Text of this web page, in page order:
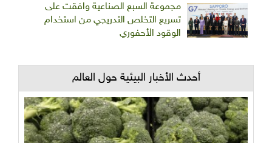
مجموعة السبع الصناعية وافقت على
تسريع التخلص التدريجي من استخدام
الوقود الأحفوري
أحدث الأخبار البيئية حول العالم